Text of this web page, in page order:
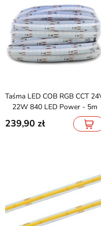
Taśma LED COB RGB CCT 24V
22W 840 LED Power - 5m
239,90